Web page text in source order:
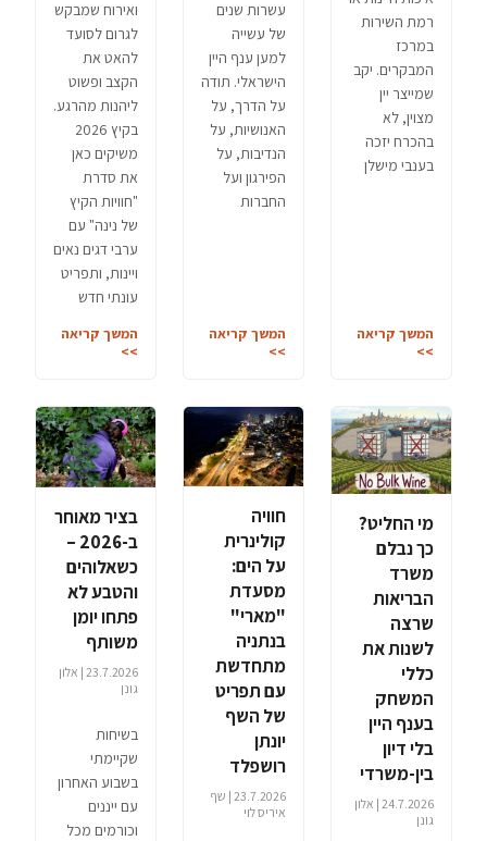
רמת השירות
במרכז
המבקרים. יקב
שמייצר יין
מצוין, לא
בהכרח יזכה
בענבי מישלן
המשך קריאה
>>
עשרות שנים
של עשייה
למען ענף היין
הישראלי. תודה
על הדרך, על
האנושיות, על
הנדיבות, על
הפירגון ועל
החברות
המשך קריאה
>>
ואירוח שמבקש
לגרום לסועד
להאט את
הקצב ופשוט
ליהנות מהרגע.
בקיץ 2026
משיקים כאן
את סדרת
"חוויות הקיץ
של נינה" עם
ערבי דגים נאים
ויינות, ותפריט
עונתי חדש
המשך קריאה
>>
מי החליט?
כך נבלם
משרד
הבריאות
שרצה
לשנות את
כללי
המשחק
בענף היין
בלי דיון
בין-משרדי
24.7.2026 | אלון
גונן
חוויה
קולינרית
על הים:
מסעדת
"מארי"
בנתניה
מתחדשת
עם תפריט
של השף
יונתן
רושפלד
23.7.2026 | שף
איריס לוי
בציר מאוחר
ב-2026 –
כשאלוהים
והטבע לא
פתחו יומן
משותף
23.7.2026 | אלון
גונן
בשיחות
שקיימתי
בשבוע האחרון
עם ייננים
וכורמים מכל